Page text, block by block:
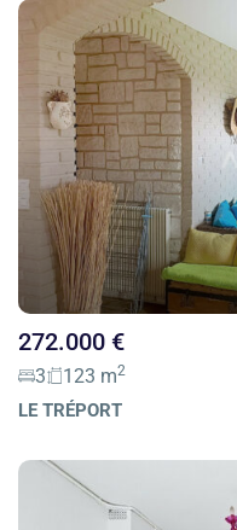
272.000 €
3 123 m2
LE TRÉPORT